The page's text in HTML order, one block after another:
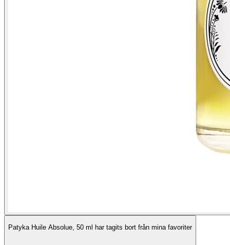
Patyka Huile Absolue, 50 ml har tagits bort från mina favoriter